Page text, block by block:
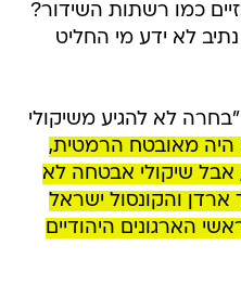
כמו רשתות השידור?
לא ידע מי החליט
לא להגיע משיקולי
היה מאובטח הרמטית,
אבל שיקולי אבטחה לא
והקונסול ישראל
הארגונים היהודיים